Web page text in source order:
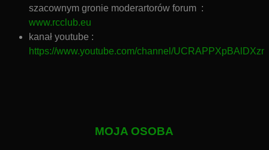
szacownym gronie moderartorów forum :
www.rcclub.eu
kanał youtube :
https://www.youtube.com/channel/
MOJA OSOBA